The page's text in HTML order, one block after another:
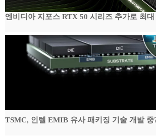
엔비디아 지포스 RTX 50 시리즈 추가로 최
TSMC, 인텔 EMIB 유사 패키징 기술 개발 중